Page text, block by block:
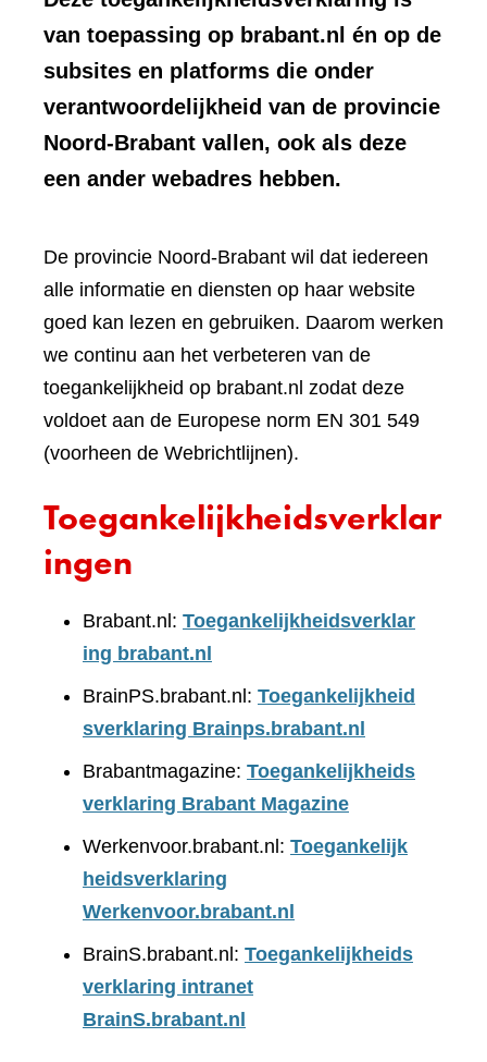
van toepassing op brabant.nl én op de
subsites en platforms die onder
verantwoordelijkheid van de provincie
Noord-Brabant vallen, ook als deze
een ander webadres hebben.
De provincie Noord-Brabant wil dat iedereen
alle informatie en diensten op haar website
goed kan lezen en gebruiken. Daarom werken
we continu aan het verbeteren van de
toegankelijkheid op brabant.nl zodat deze
voldoet aan de Europese norm EN 301 549
(voorheen de Webrichtlijnen).
Toegankelijkheidsverklar
ingen
Brabant.nl: Toegankelijkheidsverklar
ing brabant.nl
BrainPS.brabant.nl: Toegankelijkheid
sverklaring Brainps.brabant.nl
Brabantmagazine: Toegankelijkheids
verklaring Brabant Magazine
Werkenvoor.brabant.nl: Toegankelijk
heidsverklaring
Werkenvoor.brabant.nl
BrainS.brabant.nl: Toegankelijkheids
verklaring intranet
BrainS.brabant.nl